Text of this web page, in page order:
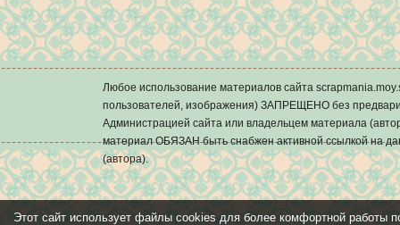
Любое использование материалов сайта
пользователей, изображения) ЗАПРЕЩЕНО без
Администрацией сайта или владельцем материала
материал ОБЯЗАН быть снабжен активной ссылкой на
(автора).
Этот сайт использует файлы cookies для более комфортной работы